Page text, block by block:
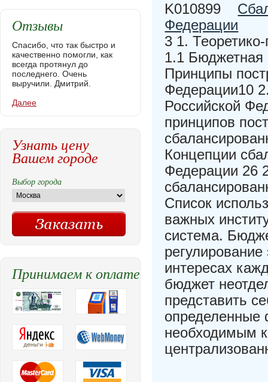
K010899
Федерации
3 1.
1.1 Бюджетная
Принципы
Федерации10
Российской
принципов
Концепции
Федерации 26
Список
важных
система.
интересах
бюджет
представить
определенные
необходимым
Отзывы
Спасибо, что так быстро и
качественно помогли, как
всегда протянул до
последнего. Очень
выручили. Дмитрий.
Далее
Узнать цену
Вашем городе
Выбор города
Принимаем к оплате